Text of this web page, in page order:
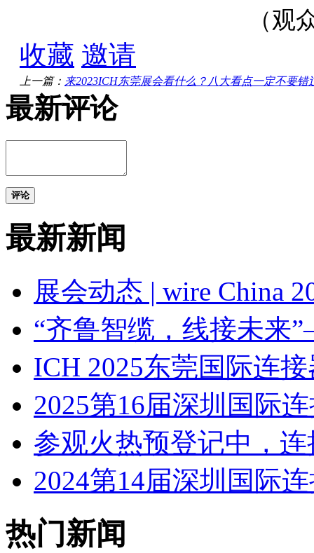
（观
收藏 邀请
上一篇： 来2023ICH东莞展会看什么？八大看点一定不要错
最新评论
评论
最新新闻
展会动态 | wire China
“齐鲁智缆，线接未来
ICH 2025东莞国际连
2025第16届深圳国际
参观火热预登记中，
2024第14届深圳国际
热门新闻